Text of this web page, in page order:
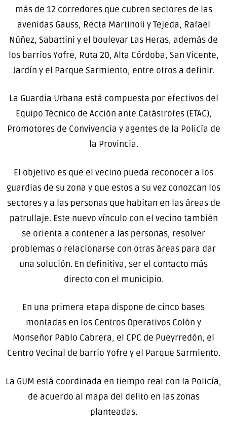
más de 12 corredores que cubren sectores de las
avenidas Gauss, Recta Martinoli y Tejeda, Rafael
Núñez, Sabattini y el boulevar Las Heras, además de
los barrios Yofre, Ruta 20, Alta Córdoba, San Vicente,
Jardín y el Parque Sarmiento, entre otros a definir.
La Guardia Urbana está compuesta por efectivos del
Equipo Técnico de Acción ante Catástrofes (ETAC),
Promotores de Convivencia y agentes de la Policía de
la Provincia.
El objetivo es que el vecino pueda reconocer a los
guardias de su zona y que estos a su vez conozcan los
sectores y a las personas que habitan en las áreas de
patrullaje. Este nuevo vínculo con el vecino también
se orienta a contener a las personas, resolver
problemas o relacionarse con otras áreas para dar
una solución. En definitiva, ser el contacto más
directo con el municipio.
En una primera etapa dispone de cinco bases
montadas en los Centros Operativos Colón y
Monseñor Pablo Cabrera, el CPC de Pueyrredón, el
Centro Vecinal de barrio Yofre y el Parque Sarmiento.
La GUM está coordinada en tiempo real con la Policía,
de acuerdo al mapa del delito en las zonas
planteadas.